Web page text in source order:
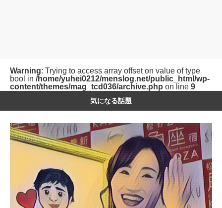
Warning: Trying to access array offset on value of type
bool in /home/yuhei0212/menslog.net/public_html/wp-
content/themes/mag_tcd036/archive.php on line 9
気になる話題